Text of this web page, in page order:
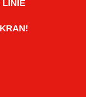
LINIE